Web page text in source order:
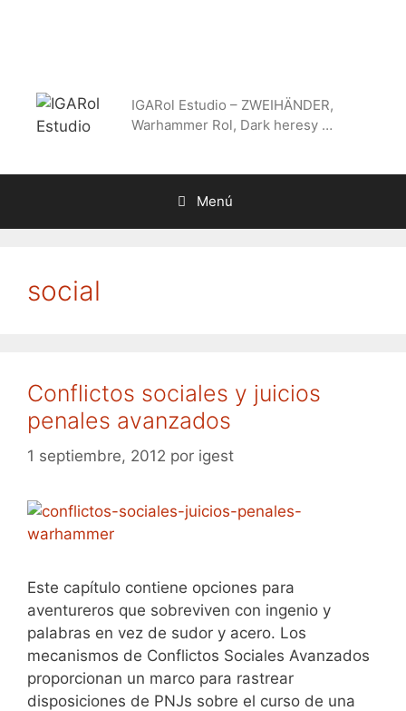
IGARol Estudio – ZWEIHÄNDER,
Warhammer Rol, Dark heresy …
Menú
social
Conflictos sociales y juicios
penales avanzados
1 septiembre, 2012 por igest
Este capítulo contiene opciones para
aventureros que sobreviven con ingenio y
palabras en vez de sudor y acero. Los
mecanismos de Conflictos Sociales Avanzados
proporcionan un marco para rastrear
disposiciones de PNJs sobre el curso de una